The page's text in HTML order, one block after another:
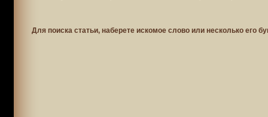
Для поиска статьи, наберете искомое слово или несколько его